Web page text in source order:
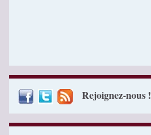
Rejoignez-nous !